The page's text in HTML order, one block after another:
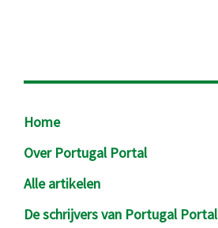
Footer
Home
Over Portugal Portal
Alle artikelen
De schrijvers van Portugal Portal